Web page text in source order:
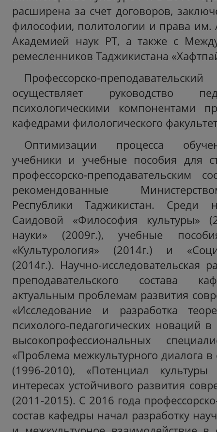
расширена за счет договоров,
философии, политологии и права
Академией наук РТ, а также с
ремесленников Таджикистана
Профессорско-
осуществляет руководство
психологическими компонентами
кафедрами филологического
Оптимизации процесса
учебники и учебные пособия для
профессорско-преподавательским
рекомендованные
Республики Таджикистан. Среди
Саидовой «Философия культуры»
науки» (2009г.), учебные
«Культурология» (2014г.) и
(2014г.). Научно-исследовательская
преподавательского состава
актуальным проблемам развития
«Исследование и разработка
психолого-педагогических новаций
высокопрофессиональных
«Проблема межкультурного диалога
(1996-2010), «Потенциал
интересах устойчивого развития
(2011-2015). С 2016 года
состав кафедры начал разработку